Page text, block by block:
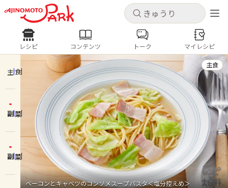
キャンセル
ログインするとレシピを保存できます
ログイン 新規登録
ホーム
コンテンツ
レシピ
キャンセル
レシピ コンテンツ
人気の食材・レシピ
きゅうり なす トマト
とうもろこし
ピーマン
みょうが ゴーヤ
レシピ コンテンツ トーク マイレシピ
主食
副菜
副菜
ベーコンとキャベツのコンソメスープパスタ＜塩分控えめ＞
主食